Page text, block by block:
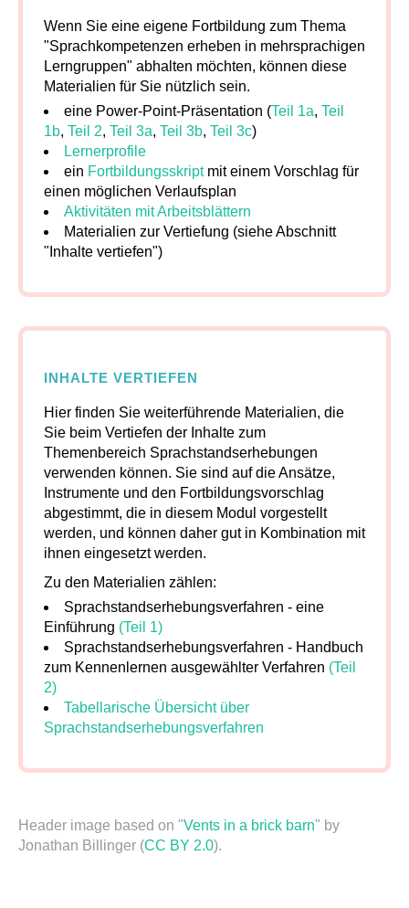
Wenn Sie eine eigene Fortbildung zum Thema
"Sprachkompetenzen erheben in mehrsprachigen
Lerngruppen" abhalten möchten, können diese
Materialien für Sie nützlich sein.
eine Power-Point-Präsentation (Teil 1a, Teil
1b, Teil 2, Teil 3a, Teil 3b, Teil 3c)
Lernerprofile
ein Fortbildungsskriptmit einem Vorschlag für
einen möglichen Verlaufsplan
Aktivitäten mit Arbeitsblättern
Materialien zur Vertiefung (siehe Abschnitt
"Inhalte vertiefen")
INHALTE VERTIEFEN
Hier finden Sie weiterführende Materialien, die
Sie beim Vertiefen der Inhalte zum
Themenbereich Sprachstandserhebungen
verwenden können. Sie sind auf die Ansätze,
Instrumente und den Fortbildungsvorschlag
abgestimmt, die in diesem Modul vorgestellt
werden, und können daher gut in Kombination mit
ihnen eingesetzt werden.
Zu den Materialien zählen:
Sprachstandserhebungsverfahren - eine
Einführung (Teil 1)
Sprachstandserhebungsverfahren - Handbuch
zum Kennenlernen ausgewählter Verfahren (Teil
2)
Tabellarische Übersicht über
Sprachstandserhebungsverfahren
Header image based on "Vents in a brick barn" by
Jonathan Billinger (CC BY 2.0).